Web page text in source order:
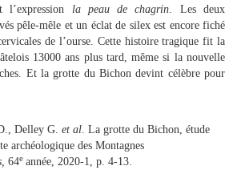
la peau de chagrin . Les deux
pêle-mêle et un éclat de silex est encore fiché
de l’ourse. Cette histoire tragique fit la
13000 ans plus tard, même si la nouvelle
Et la grotte du Bichon devint célèbre pour
Delley G. et al . La grotte du Bichon, étude
archéologique des Montagnes
64e année, 2020-1, p. 4-13.